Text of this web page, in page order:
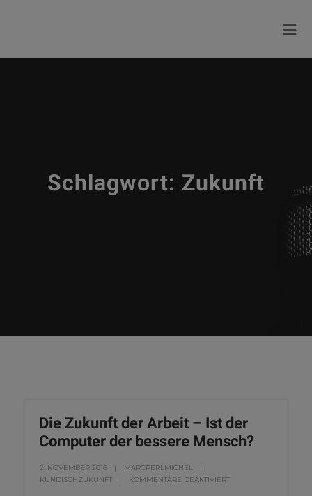
Schlagwort: Zukunft
Die Zukunft der Arbeit – Ist der
Computer der bessere Mensch?
2. NOVEMBER 2016
MARCPERLMICHEL
KUNDISCHZUKUNFT
KOMMENTARE DEAKTIVIERT